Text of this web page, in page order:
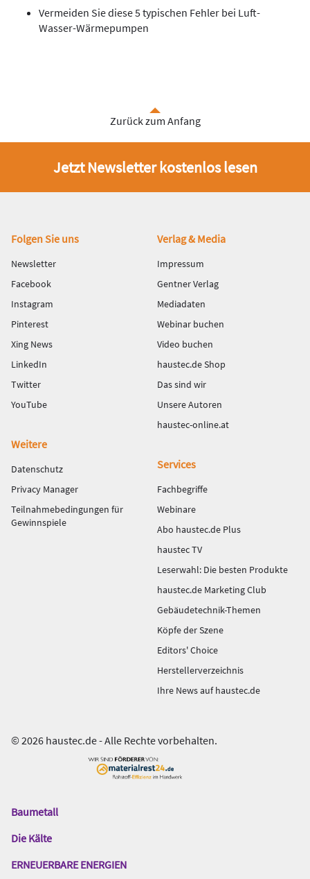
Vermeiden Sie diese 5 typischen Fehler bei Luft-
Wasser-Wärmepumpen
Zurück zum Anfang
Jetzt Newsletter kostenlos lesen
Fußbereich
Folgen Sie uns
Newsletter
Facebook
Instagram
Pinterest
Xing News
LinkedIn
Twitter
YouTube
Verlag & Media
Impressum
Gentner Verlag
Mediadaten
Webinar buchen
Video buchen
haustec.de Shop
Das sind wir
Unsere Autoren
haustec-online.at
Weitere
Datenschutz
Privacy Manager
Teilnahmebedingungen für
Gewinnspiele
Services
Fachbegriffe
Webinare
Abo haustec.de Plus
haustec TV
Leserwahl: Die besten Produkte
haustec.de Marketing Club
Gebäudetechnik-Themen
Köpfe der Szene
Editors' Choice
Herstellerverzeichnis
Ihre News auf haustec.de
© 2026 haustec.de - Alle Rechte vorbehalten.
Das
Gentner
Baumetall
Die Kälte
ERNEUERBARE ENERGIEN